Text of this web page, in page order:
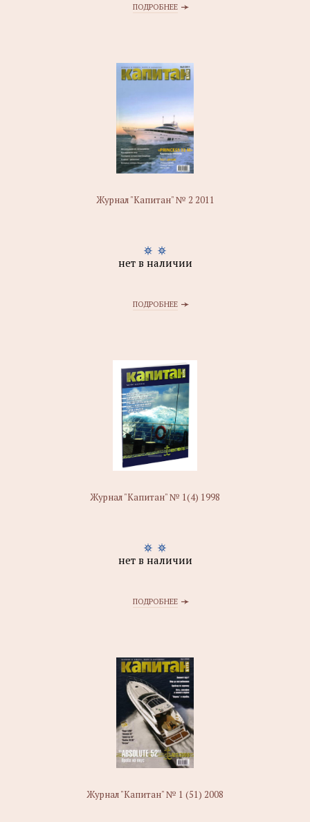
ПОДРОБНЕЕ
Журнал "Капитан" № 2 2011
нет в наличии
ПОДРОБНЕЕ
Журнал "Капитан" № 1(4) 1998
нет в наличии
ПОДРОБНЕЕ
Журнал "Капитан" № 1 (51) 2008